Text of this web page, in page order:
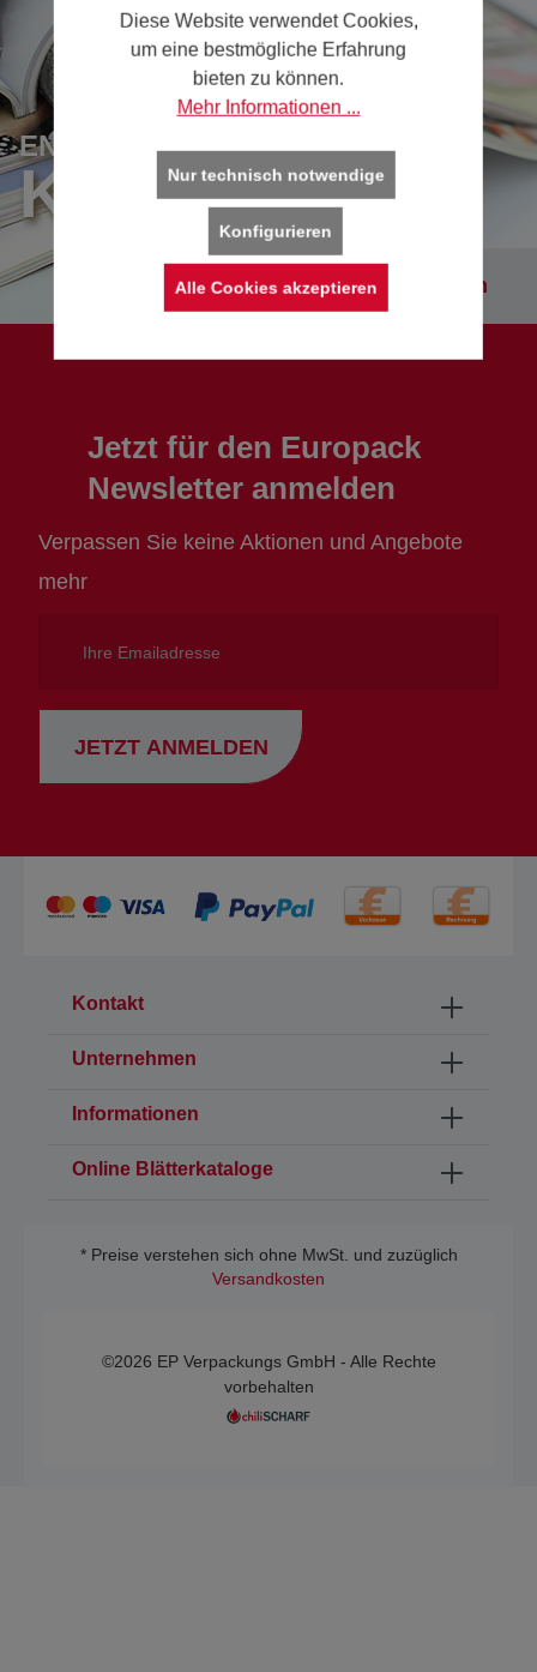
ENTDECKEN SIE UNSERE
KATALOGE
Kataloge entdecken
Jetzt für den Europack
Newsletter anmelden
Verpassen Sie keine Aktionen und Angebote
mehr
Emailadresse
JETZT ANMELDEN
Kontakt
Unternehmen
Informationen
Online Blätterkataloge
* Preise verstehen sich ohne MwSt. und zuzüglich
Versandkosten
©2026 EP Verpackungs GmbH - Alle Rechte
vorbehalten
Diese Website verwendet Cookies,
um eine bestmögliche Erfahrung
bieten zu können.
Mehr Informationen ...
Nur technisch notwendige
Konfigurieren
Alle Cookies akzeptieren